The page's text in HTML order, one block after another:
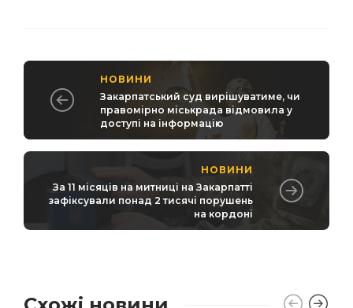
НОВИНИ
Закарпатський суд вирішуватиме, чи
правомірно міськрада відмовила у
доступі на інформацію
НОВИНИ
За 11 місяців на митниці на Закарпатті
зафіксували понад 2 тисячі порушень
на кордоні